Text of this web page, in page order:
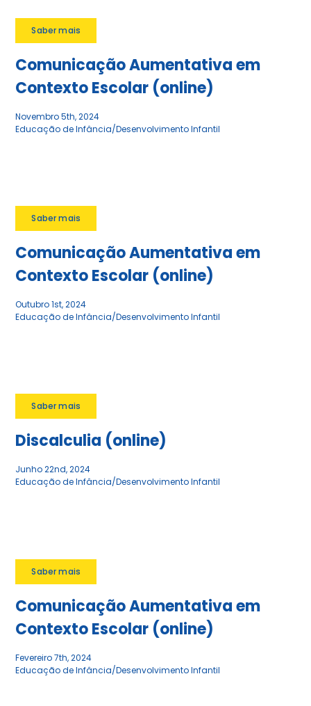
Saber mais
Comunicação Aumentativa em
Contexto Escolar (online)
Novembro 5th, 2024
Educação de Infância/Desenvolvimento Infantil
Saber mais
Comunicação Aumentativa em
Contexto Escolar (online)
Outubro 1st, 2024
Educação de Infância/Desenvolvimento Infantil
Saber mais
Discalculia (online)
Junho 22nd, 2024
Educação de Infância/Desenvolvimento Infantil
Saber mais
Comunicação Aumentativa em
Contexto Escolar (online)
Fevereiro 7th, 2024
Educação de Infância/Desenvolvimento Infantil